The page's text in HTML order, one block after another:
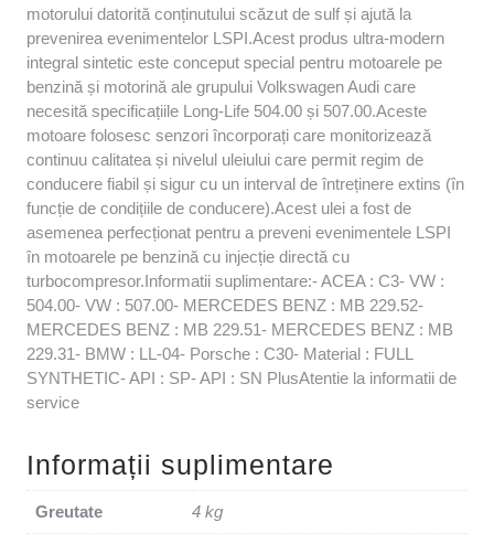
motorului datorită conținutului scăzut de sulf și ajută la
prevenirea evenimentelor LSPI.Acest produs ultra-modern
integral sintetic este conceput special pentru motoarele pe
benzină și motorină ale grupului Volkswagen Audi care
necesită specificațiile Long-Life 504.00 și 507.00.Aceste
motoare folosesc senzori încorporați care monitorizează
continuu calitatea și nivelul uleiului care permit regim de
conducere fiabil și sigur cu un interval de întreținere extins (în
funcție de condițiile de conducere).Acest ulei a fost de
asemenea perfecționat pentru a preveni evenimentele LSPI
în motoarele pe benzină cu injecție directă cu
turbocompresor.Informatii suplimentare:- ACEA : C3- VW :
504.00- VW : 507.00- MERCEDES BENZ : MB 229.52-
MERCEDES BENZ : MB 229.51- MERCEDES BENZ : MB
229.31- BMW : LL-04- Porsche : C30- Material : FULL
SYNTHETIC- API : SP- API : SN PlusAtentie la informatii de
service
Informații suplimentare
Greutate 4 kg